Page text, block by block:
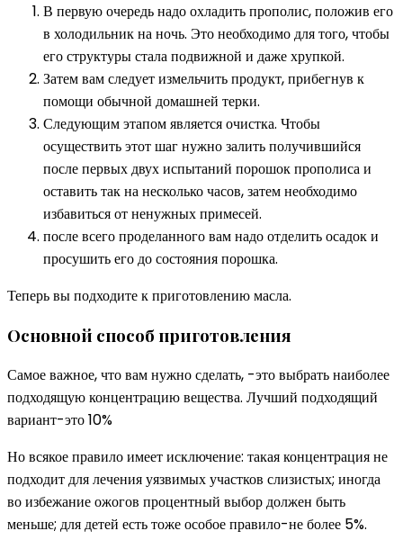
В первую очередь надо охладить прополис, положив его
в холодильник на ночь. Это необходимо для того, чтобы
его структуры стала подвижной и даже хрупкой.
Затем вам следует измельчить продукт, прибегнув к
помощи обычной домашней терки.
Следующим этапом является очистка. Чтобы
осуществить этот шаг нужно залить получившийся
после первых двух испытаний порошок прополиса и
оставить так на несколько часов, затем необходимо
избавиться от ненужных примесей.
после всего проделанного вам надо отделить осадок и
просушить его до состояния порошка.
Теперь вы подходите к приготовлению масла.
Основной способ приготовления
Самое важное, что вам нужно сделать, -это выбрать наиболее
подходящую концентрацию вещества. Лучший подходящий
вариант-это 10%
Но всякое правило имеет исключение: такая концентрация не
подходит для лечения уязвимых участков слизистых; иногда
во избежание ожогов процентный выбор должен быть
меньше; для детей есть тоже особое правило-не более 5%.